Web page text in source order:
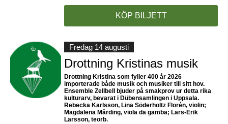
KÖP BILJETT
Fredag 14 augusti
Drottning Kristinas musik
Drottning Kristina som fyller 400 år 2026
importerade både musik och musiker till sitt hov.
Ensemble Zellbell bjuder på smakprov ur detta rika
kulturarv, bevarat i Dübensamlingen i Uppsala.
Rebecka Karlsson, Lina Söderholtz Florén, violin;
Magdalena Mårding, viola da gamba; Lars-Erik
Larsson, teorb.